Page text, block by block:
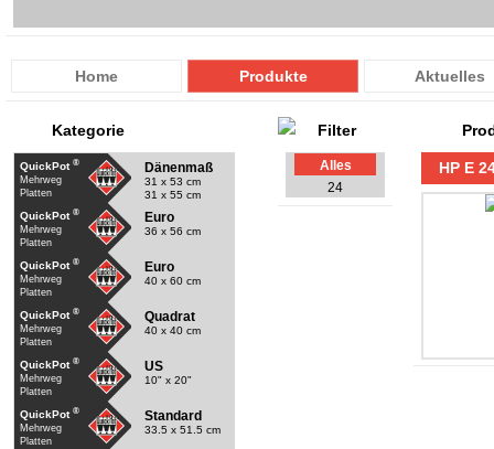
Home Produkte Aktuelles
Kategorie
QuickPot ®
Mehrweg
Platten
Dänenmaß
31 x 53 cm
31 x 55 cm
QuickPot ®
Mehrweg
Platten
Euro
36 x 56 cm
QuickPot ®
Mehrweg
Platten
Euro
40 x 60 cm
QuickPot ®
Mehrweg
Platten
Quadrat
40 x 40 cm
QuickPot ®
Mehrweg
Platten
US
10" x 20"
QuickPot ®
Mehrweg
Platten
Standard
33.5 x 51.5 cm
Alles
24
HP E